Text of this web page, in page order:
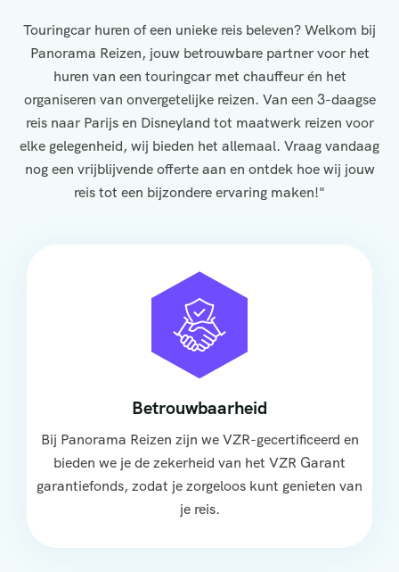
Touringcar huren of een unieke reis beleven? Welkom bij
Panorama Reizen, jouw betrouwbare partner voor het
huren van een touringcar met chauffeur én het
organiseren van onvergetelijke reizen. Van een 3-daagse
reis naar Parijs en Disneyland tot maatwerk reizen voor
elke gelegenheid, wij bieden het allemaal. Vraag vandaag
nog een vrijblijvende offerte aan en ontdek hoe wij jouw
reis tot een bijzondere ervaring maken!"
Betrouwbaarheid
Bij Panorama Reizen zijn we VZR-gecertificeerd en
bieden we je de zekerheid van het VZR Garant
garantiefonds, zodat je zorgeloos kunt genieten van
je reis.